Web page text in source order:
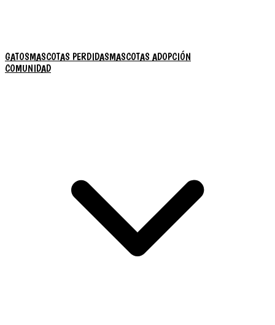
GATOSMASCOTAS PERDIDASMASCOTAS ADOPCIÓN
COMUNIDAD